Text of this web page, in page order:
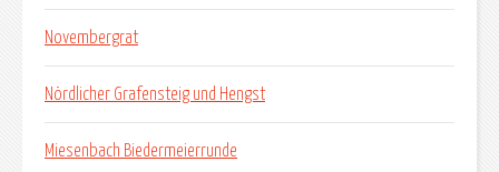
Novembergrat
Nördlicher Grafensteig und Hengst
Miesenbach Biedermeierrunde